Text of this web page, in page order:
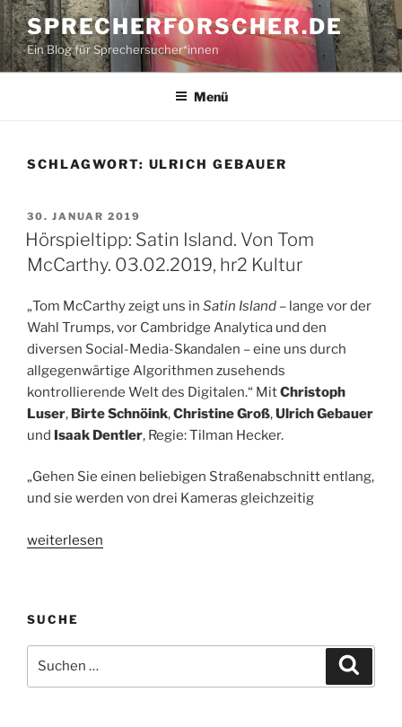
Zum
Inhalt
springen
SPRECHERFORSCHER.DE
Ein Blog für Sprechersucher*innen
Menü
SCHLAGWORT: ULRICH GEBAUER
VERÖFFENTLICHT
AM
30. JANUAR 2019
Hörspieltipp: Satin Island. Von Tom
McCarthy. 03.02.2019, hr2 Kultur
„Tom McCarthy zeigt uns in Satin Island – lange vor der
Wahl Trumps, vor Cambridge Analytica und den
diversen Social-Media-Skandalen – eine uns durch
allgegenwärtige Algorithmen zusehends
kontrollierende Welt des Digitalen.“ MitChristoph
Luser, Birte Schnöink,Christine Groß,Ulrich Gebauer
und Isaak Dentler, Regie: Tilman Hecker.
„Gehen Sie einen beliebigen Straßenabschnitt entlang,
und sie werden von drei Kameras gleichzeitig
„Hörspieltipp:
Tom
McCarthy.
03.02.2019,
hr2
weiterlesen
SUCHE
nach: